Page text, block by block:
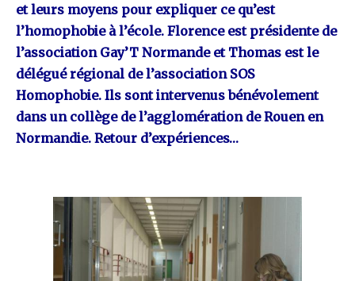
et leurs moyens pour expliquer ce qu’est
l’homophobie à l’école. Florence est présidente de
l’association Gay’T Normande et Thomas est le
délégué régional de l’association SOS
Homophobie. Ils sont intervenus bénévolement
dans un collège de l’agglomération de Rouen en
Normandie. Retour d’expériences…